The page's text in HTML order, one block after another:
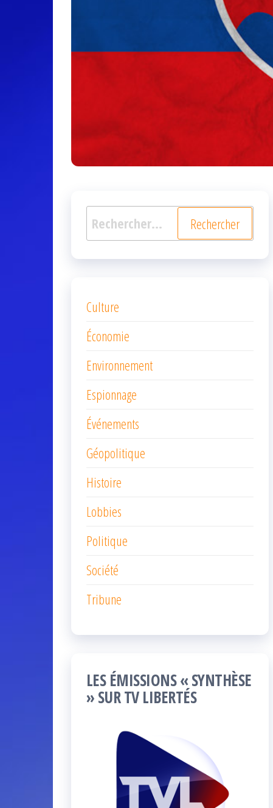
Rechercher :
Culture
Économie
Environnement
Espionnage
Événements
Géopolitique
Histoire
Lobbies
Politique
Société
Tribune
LES ÉMISSIONS « SYNTHÈSE
» SUR TV LIBERTÉS